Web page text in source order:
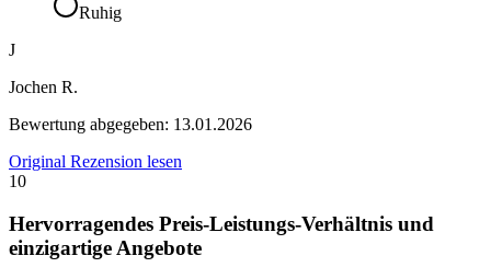
Ruhig
J
Jochen R.
Bewertung abgegeben: 13.01.2026
Original Rezension lesen
10
Hervorragendes Preis-Leistungs-Verhältnis und
einzigartige Angebote